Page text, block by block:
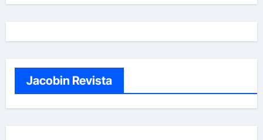
Jacobin Revista